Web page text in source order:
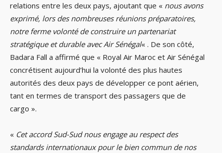
relations entre les deux pays, ajoutant que « nous avons
exprimé, lors des nombreuses réunions préparatoires,
notre ferme volonté de construire un partenariat
stratégique et durable avec Air Sénégal« . De son côté,
Badara Fall a affirmé que « Royal Air Maroc et Air Sénégal
concrétisent aujourd’hui la volonté des plus hautes
autorités des deux pays de développer ce pont aérien,
tant en termes de transport des passagers que de
cargo ».
« Cet accord Sud-Sud nous engage au respect des
standards internationaux pour le bien commun de nos